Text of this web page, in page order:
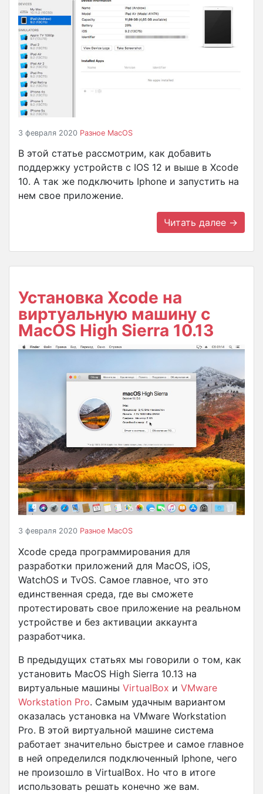
3 февраля 2020 Разное MacOS
В этой статье рассмотрим, как добавить
поддержку устройств с IOS 12 и выше в Xcode
10. А так же подключить Iphone и запустить на
нем свое приложение.
Читать далее →
Установка Xcode на
виртуальную машину с
MacOS High Sierra 10.13
3 февраля 2020 Разное MacOS
Xcode среда программирования для
разработки приложений для MacOS, iOS,
WatchOS и TvOS. Самое главное, что это
единственная среда, где вы сможете
протестировать свое приложение на реальном
устройстве и без активации аккаунта
разработчика.
В предыдущих статьях мы говорили о том, как
установить MacOS High Sierra 10.13 на
виртуальные машины VirtualBox и VMware
Workstation Pro. Самым удачным вариантом
оказалась установка на VMware Workstation
Pro. В этой виртуальной машине система
работает значительно быстрее и самое главное
в ней определился подключенный Iphone, чего
не произошло в VirtualBox. Но что в итоге
использовать решать конечно же вам.